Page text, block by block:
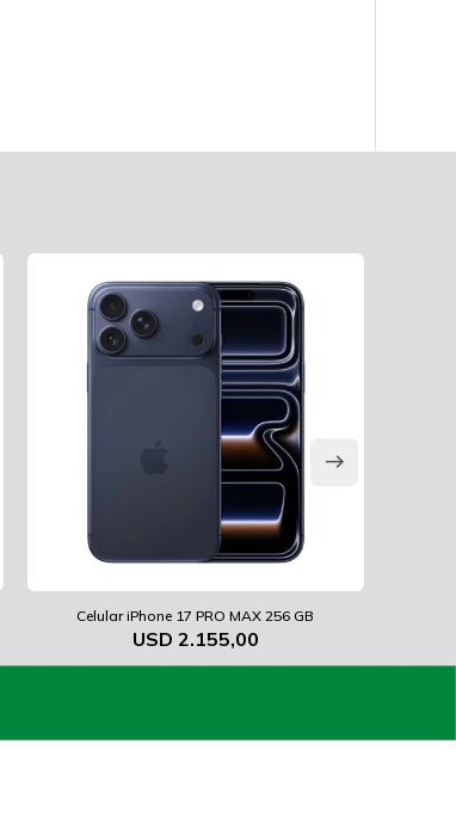
Celular iPhone 17 PRO MAX 256 GB
USD 2.155,00